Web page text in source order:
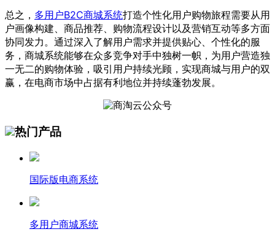
总之， 多用户B2C商城系统打造个性化用户购物旅程需要从用
户画像构建、商品推荐、购物流程设计以及营销互动等多方面
协同发力。通过深入了解用户需求并提供贴心、个性化的服
务，商城系统能够在众多竞争对手中独树一帜，为用户营造独
一无二的购物体验，吸引用户持续光顾，实现商城与用户的双
赢，在电商市场中占据有利地位并持续蓬勃发展。
热门产品
国际版电商系统
多用户商城系统